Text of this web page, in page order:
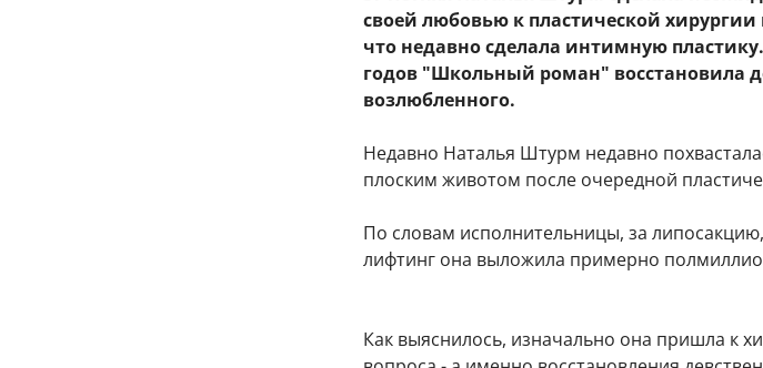
своей любовью к пластической
что недавно сделала интимную
годов "Школьный роман" восстановила
возлюбленного.
Недавно Наталья Штурм недавно
плоским животом после очередной
По словам исполнительницы, за
лифтинг она выложила примерно
Как выяснилось, изначально она пришла к